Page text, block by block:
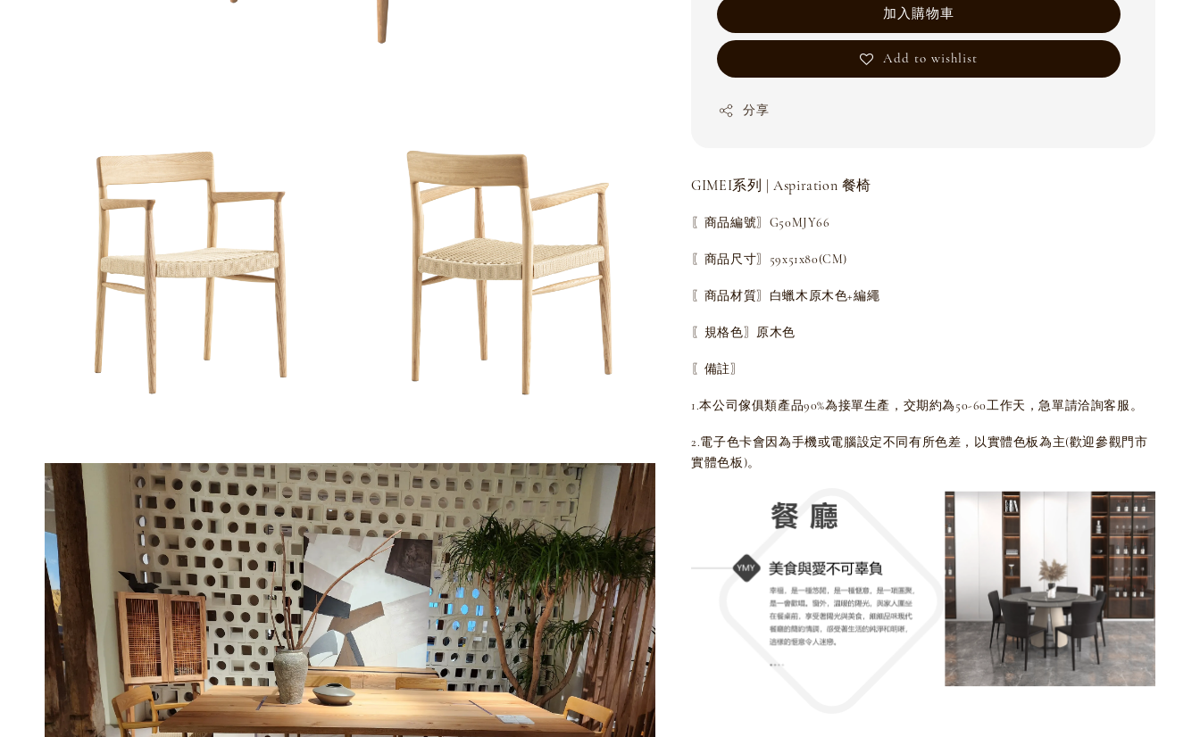
加入購物車
Add to wishlist
分享
GIMEI系列 | Aspiration 餐椅
〖商品編號〗G50MJY66
〖商品尺寸〗59x51x80(CM)
〖商品材質〗白蠟木原木色+編繩
〖規格色〗原木色
〖備註〗
1.本公司傢俱類產品90%為接單生產，交期約為50-60工作天，急單請洽詢客服。
2.電子色卡會因為手機或電腦設定不同有所色差，以實體色板為主(歡迎參觀門市
實體色板)。